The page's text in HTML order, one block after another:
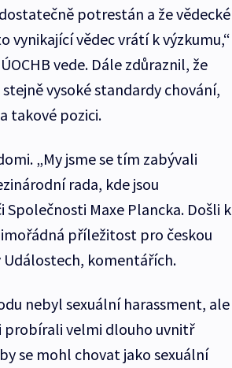
potrestán a že vědecké
vynikající vědec vrátí k výzkumu,“
vede. Dále zdůraznil, že
vysoké standardy chování,
takové pozici.
„My jsme se tím zabývali
rada, kde jsou
Maxe Plancka. Došli k
příležitost pro českou
Událostech, komentářích.
nebyl sexuální harassment, ale
probírali velmi dlouho uvnitř
se mohl chovat jako sexuální